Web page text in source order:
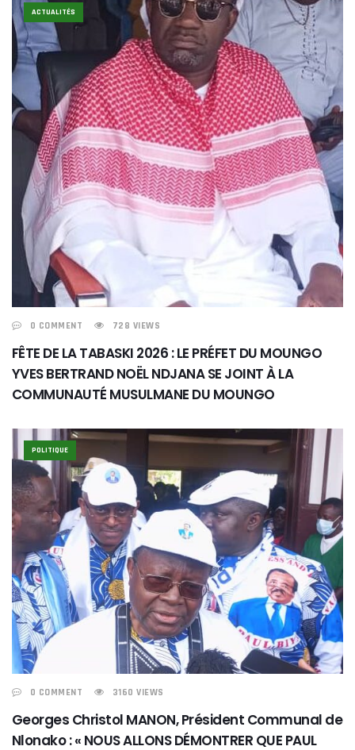
ACTUALITÉS
0 COMMENT 728 VIEWS
FÊTE DE LA TABASKI 2026 : LE PRÉFET DU MOUNGO
YVES BERTRAND NOËL NDJANA SE JOINT À LA
COMMUNAUTÉ MUSULMANE DU MOUNGO
POLITIQUE
0 COMMENT 3160 VIEWS
Georges Christol MANON, Président Communal de
Nlonako : « NOUS ALLONS DÉMONTRER QUE PAUL